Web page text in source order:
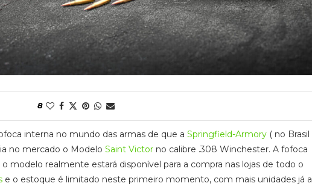
8
interna no mundo das armas de que a Springfield-Armory ( no Brasil
no mercado o Modelo Saint Victor no calibre .308 Winchester. A fofoca
modelo realmente estará disponível para a compra nas lojas de todo o
e o estoque é limitado neste primeiro momento, com mais unidades já a